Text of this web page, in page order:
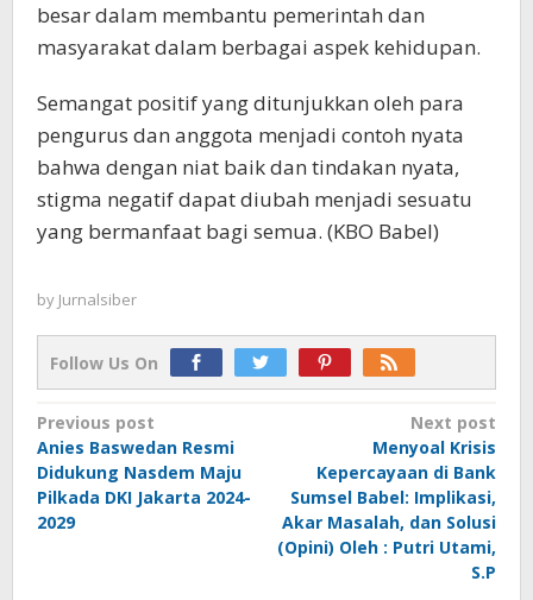
besar dalam membantu pemerintah dan
masyarakat dalam berbagai aspek kehidupan.
Semangat positif yang ditunjukkan oleh para
pengurus dan anggota menjadi contoh nyata
bahwa dengan niat baik dan tindakan nyata,
stigma negatif dapat diubah menjadi sesuatu
yang bermanfaat bagi semua. (KBO Babel)
by Jurnalsiber
Follow Us On
Post
navigation
Previous post
Anies Baswedan Resmi
Didukung Nasdem Maju
Pilkada DKI Jakarta 2024-
2029
Next post
Menyoal Krisis
Kepercayaan di Bank
Sumsel Babel: Implikasi,
Akar Masalah, dan Solusi
(Opini) Oleh : Putri Utami,
S.P